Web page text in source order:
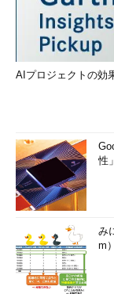
AIプロジェクトの効
性
み
m